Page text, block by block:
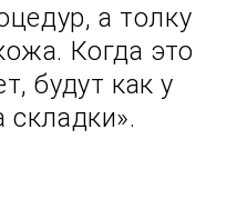
а толку
Когда это
будут как у